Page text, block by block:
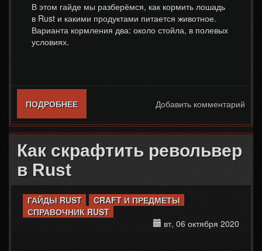
В этом гайде мы разберёмся, как кормить лошадь
в Rust и какими продуктами питается животное.
Варианта кормления два: около стойла, в полевых
условиях.
ПОДРОБНЕЕО КАК КОРМИТЬ ЛОШАДЬ В RUST
Добавить комментарий
Как скрафтить револьвер
в Rust
ГАЙДЫ RUST
CRAFT И ПРЕДМЕТЫ
СПРАВОЧНИК RUST
вт, 06 октября 2020